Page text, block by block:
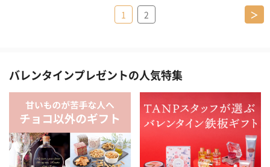
1 2 ＞
バレンタインプレゼントの人気特集